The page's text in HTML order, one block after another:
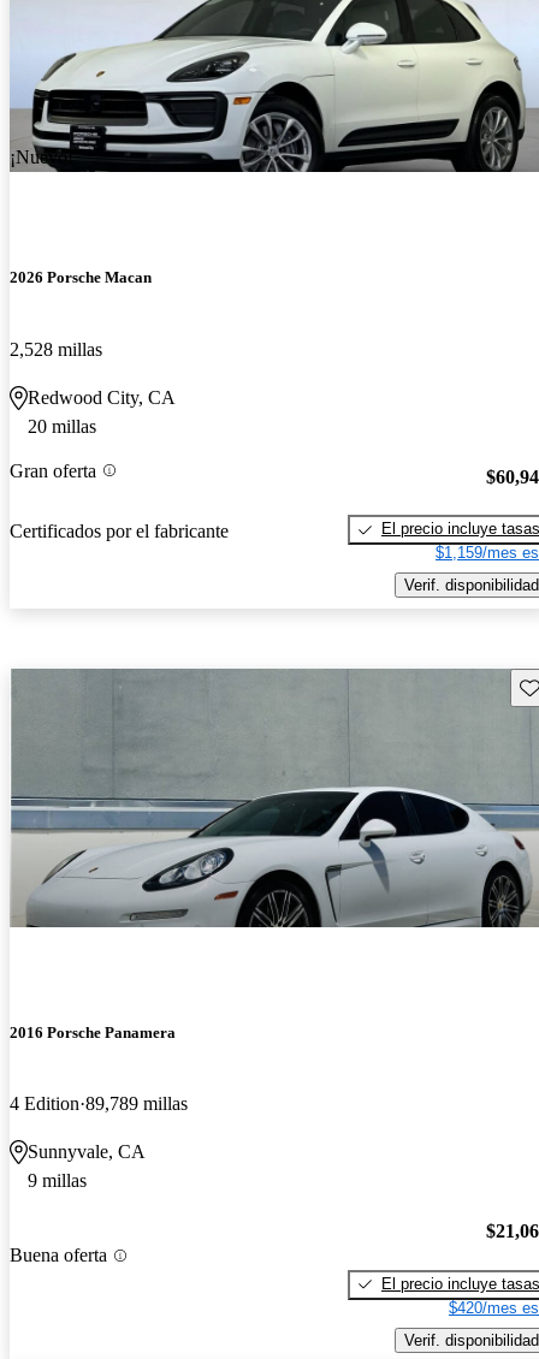
¡Nuevo!
2026 Porsche Macan
2,528 millas
Redwood City, CA
20 millas
Gran oferta
Certificados por el fabricante
El precio incluye tasas
$1,159/mes
Verif. disponibilidad
2016 Porsche Panamera
4 Edition 89,789 millas
Sunnyvale, CA
9 millas
Buena oferta
El precio incluye tasas
$420/mes
Verif. disponibilidad